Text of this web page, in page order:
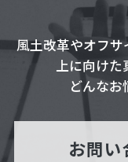
風土改革やオフサ
上に向けた
どんなお
お問い